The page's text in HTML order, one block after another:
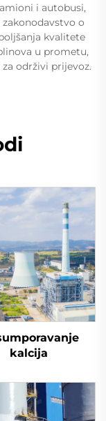
i autobusi,
o
kvalitete
u prometu,
održivi prijevoz.
kalcija